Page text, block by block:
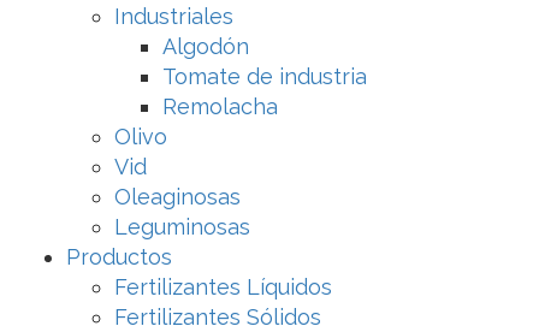
Industriales
Algodón
Tomate de industria
Remolacha
Olivo
Vid
Oleaginosas
Leguminosas
Productos
Fertilizantes Líquidos
Fertilizantes Sólidos